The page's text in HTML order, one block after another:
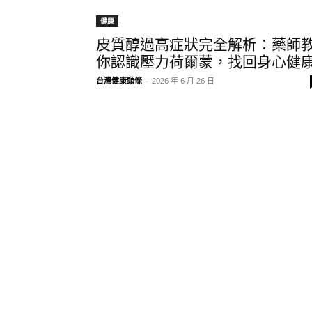
健康
皮質醇過高症狀完全解析：藥師
你認識壓力荷爾蒙，找回身心健
台灣健康頭條 - 2026 年 6 月 26 日